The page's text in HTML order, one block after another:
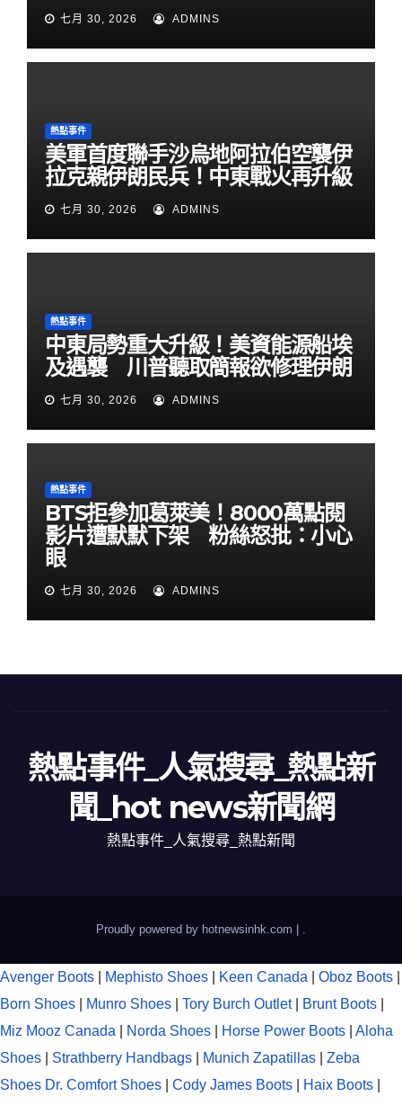
七月 30, 2026 ADMINS
熱點事件
美軍首度聯手沙烏地阿拉伯空襲伊
拉克親伊朗民兵！中東戰火再升級
七月 30, 2026 ADMINS
熱點事件
中東局勢重大升級！美資能源船埃
及遇襲 川普聽取簡報欲修理伊朗
七月 30, 2026 ADMINS
熱點事件
BTS拒參加葛萊美！8000萬點閱
影片遭默默下架 粉絲怒批：小心
眼
七月 30, 2026 ADMINS
熱點事件_人氣搜尋_熱點新
聞_hot news新聞網
熱點事件_人氣搜尋_熱點新聞
Proudly powered by hotnewsinhk.com |
Avenger Boots Mephisto Shoes Keen Canada Oboz Boots
Born Shoes
Munro Shoes Tory Burch Outlet Brunt Boots
Miz Mooz Canada
Norda Shoes Horse Power Boots
Aloha
Shoes
Strathberry Handbags Munich Zapatillas
Zeba
Shoes Dr. Comfort Shoes Cody James Boots Haix Boots